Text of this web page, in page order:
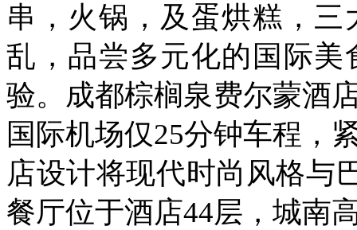
串，火锅，及蛋烘糕，
乱，品尝多元化的国际
验。 成都棕榈泉费尔蒙酒
国际机场仅25分钟车程，
店设计将现代时尚风格与
餐厅位于酒店44层，城南